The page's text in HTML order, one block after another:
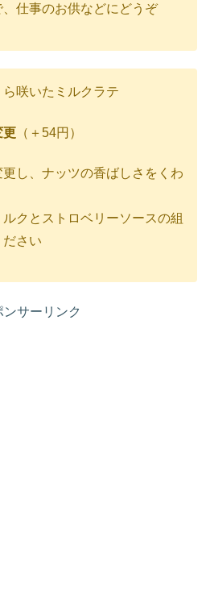
仕事のお供などにどうぞ
咲いたミルクラテ
更 （＋54円）
し、ナッツの香ばしさをくわ
クとストロベリーソースの組
さい
ンサーリンク